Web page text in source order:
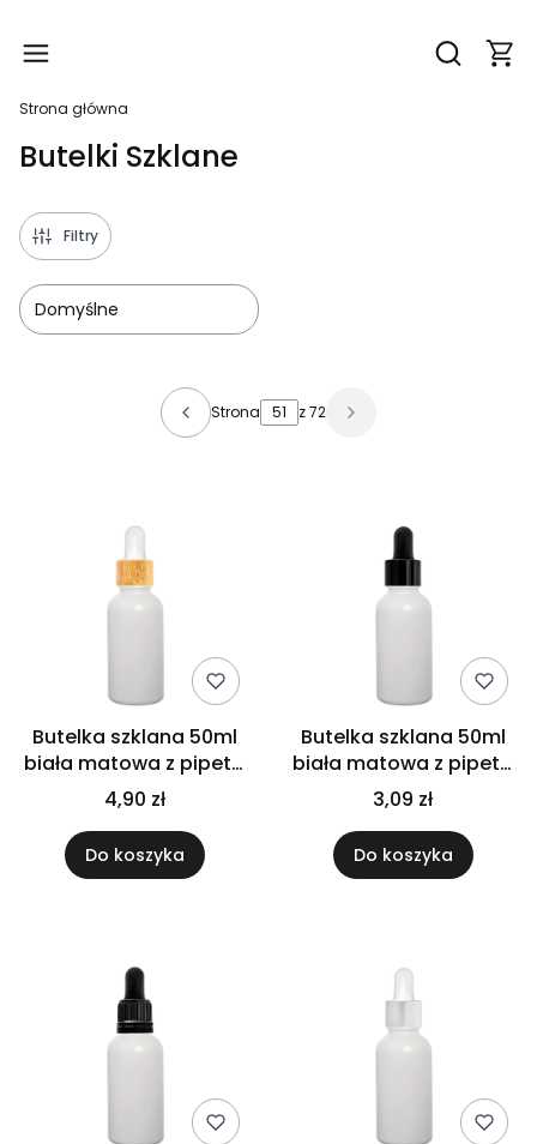
Otwórz
Strona główna
Butelki Szklane
Filtry
Domyślne
Lista produktów
Strona z 72
Butelka szklana 50ml
biała matowa z pipetą
bambusową
4,90 zł
Do koszyka
Butelka szklana 50ml
biała matowa z pipetą
czarną
3,09 zł
Do koszyka